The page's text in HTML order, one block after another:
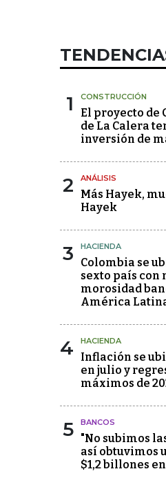
1 CONSTRUCCIÓN
El proyecto de
de La Calera
inversión de
2 ANÁLISIS
Más Hayek,
Hayek
3 HACIENDA
Colombia se
sexto país con
morosidad
América
4 HACIENDA
Inflación se
en julio y
máximos de
5 BANCOS
"No subimos
así obtuvimos
$1,2 billones